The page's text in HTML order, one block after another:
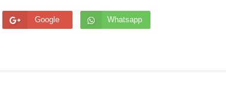
Google Whatsapp